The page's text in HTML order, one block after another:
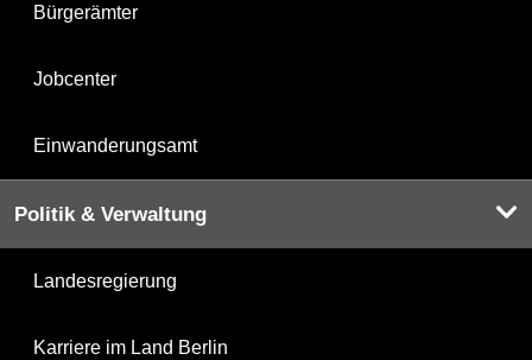
Bürgerämter
Jobcenter
Einwanderungsamt
Politik & Verwaltung
Landesregierung
Karriere im Land Berlin